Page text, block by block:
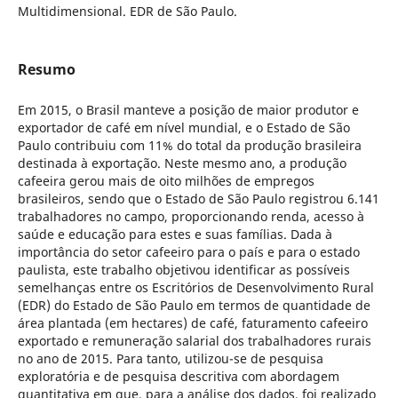
Multidimensional. EDR de São Paulo.
Resumo
Em 2015, o Brasil manteve a posição de maior produtor e
exportador de café em nível mundial, e o Estado de São
Paulo contribuiu com 11% do total da produção brasileira
destinada à exportação. Neste mesmo ano, a produção
cafeeira gerou mais de oito milhões de empregos
brasileiros, sendo que o Estado de São Paulo registrou 6.141
trabalhadores no campo, proporcionando renda, acesso à
saúde e educação para estes e suas famílias. Dada à
importância do setor cafeeiro para o país e para o estado
paulista, este trabalho objetivou identificar as possíveis
semelhanças entre os Escritórios de Desenvolvimento Rural
(EDR) do Estado de São Paulo em termos de quantidade de
área plantada (em hectares) de café, faturamento cafeeiro
exportado e remuneração salarial dos trabalhadores rurais
no ano de 2015. Para tanto, utilizou-se de pesquisa
exploratória e de pesquisa descritiva com abordagem
quantitativa em que, para a análise dos dados, foi realizado